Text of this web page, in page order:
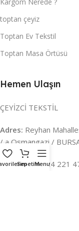
toptan çeyiz
Toptan Ev Tekstil
Toptan Masa Örtüsü
Hemen Ulaşın
ÇEYİZCİ TEKSTİL
Adres: Reyhan
/ a Osmangazi /
İLETİŞİM :0224 221
SepetimMenu